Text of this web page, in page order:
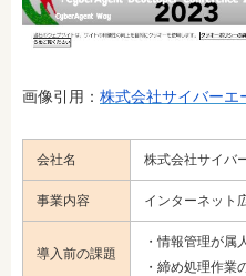
画像引用： 株式会社サイバーエ
会社名 株式会社サイバ
事業内容 インターネット
導入前の課題
・情報管理が属
・締め処理作業